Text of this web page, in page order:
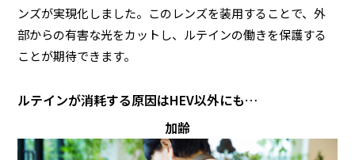
ンズが実現化しました。このレンズを装用することで、外
部からの有害な光をカットし、ルテインの働きを保護する
ことが期待できます。
ルテインが消耗する原因はHEV以外にも…
加齢